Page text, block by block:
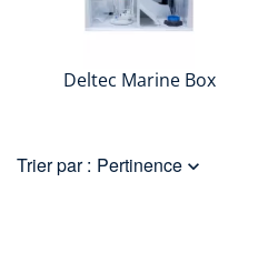
Deltec Marine Box
Trier par : Pertinence 